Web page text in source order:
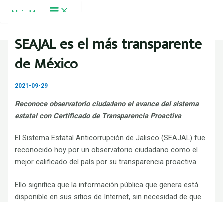
Ir al contenido
Main Menu
SEAJAL es el más transparente
de México
2021-09-29
Reconoce observatorio ciudadano el avance del sistema
estatalcon Certificado de Transparencia Proactiva
El Sistema Estatal Anticorrupción de Jalisco (SEAJAL) fue
reconocido hoy por un observatorio ciudadano como el
mejor calificado del país por su transparencia proactiva.
Ello significa que la información pública que genera está
disponible en sus sitios de Internet, sin necesidad de que